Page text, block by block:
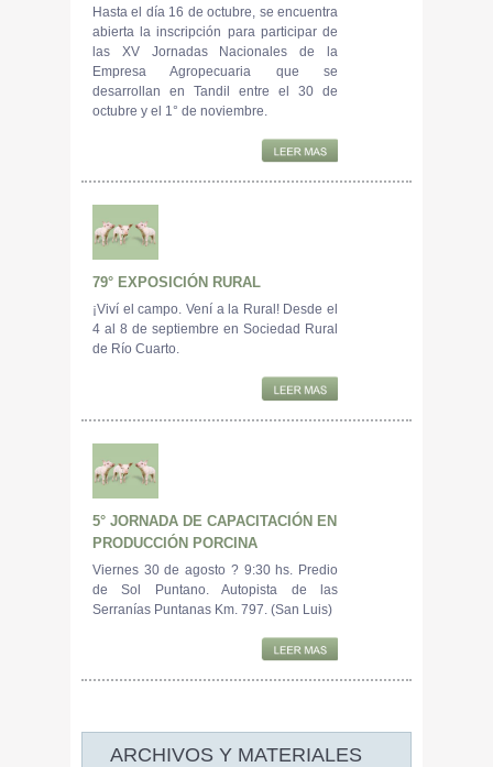
Hasta el día 16 de octubre, se encuentra
abierta la inscripción para participar de
las XV Jornadas Nacionales de la
Empresa Agropecuaria que se
desarrollan en Tandil entre el 30 de
octubre y el 1° de noviembre.
79° EXPOSICIÓN RURAL
¡Viví el campo. Vení a la Rural! Desde el
4 al 8 de septiembre en Sociedad Rural
de Río Cuarto.
5° JORNADA DE CAPACITACIÓN EN
PRODUCCIÓN PORCINA
Viernes 30 de agosto ? 9:30 hs. Predio
de Sol Puntano. Autopista de las
Serranías Puntanas Km. 797. (San Luis)
ARCHIVOS Y MATERIALES